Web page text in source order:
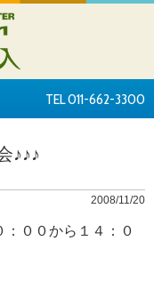
TEL 011-662-3300
♪♪♪
2008/11/20
００から１４：０